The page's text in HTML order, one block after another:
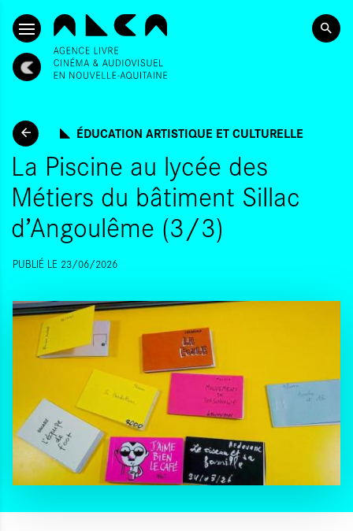
ALLER AU CONTENU PRINCIPAL
ÉDUCATION ARTISTIQUE ET CULTURELLE
La Piscine au lycée des
Métiers du bâtiment Sillac
d’Angoulême (3/3)
PUBLIÉ LE 23/06/2026